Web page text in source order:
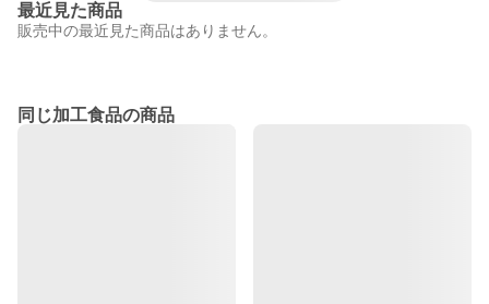
最近見た商品
販売中の最近見た商品はありません。
同じ加工食品の商品